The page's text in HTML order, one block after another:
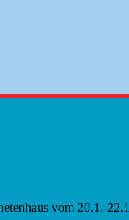
vom 20.1.-